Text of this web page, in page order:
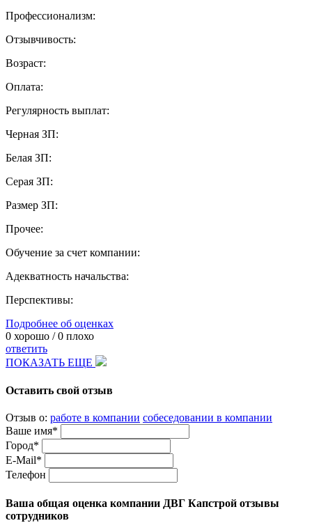
Профессионализм:
Отзывчивость:
Возраст:
Оплата:
Регулярность выплат:
Черная ЗП:
Белая ЗП:
Серая ЗП:
Размер ЗП:
Прочее:
Обучение за счет компании:
Адекватность начальства:
Перспективы:
Подробнее об оценках
0 хорошо /0 плохо
ответить
ПОКАЗАТЬ ЕЩЕ
Оставить свой отзыв
Отзыв о: работе в компании собеседовании в компании
Ваше имя*
Город*
E-Mail*
Телефон
Ваша общая оценка компании ДВГ Капстрой отзывы
сотрудников